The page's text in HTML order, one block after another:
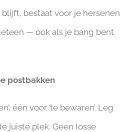
bestaat voor je hersenen
— ook als je bang bent
postbakken
één voor ’te bewaren’. Leg
juiste plek. Geen losse